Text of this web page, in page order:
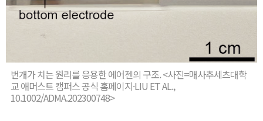
번개가 치는 원리를 응용한 에어젠의 구조. <사진=매사추세츠대학
교 애머스트 캠퍼스 공식 홈페이지·LIU ET AL.,
10.1002/ADMA.202300748>